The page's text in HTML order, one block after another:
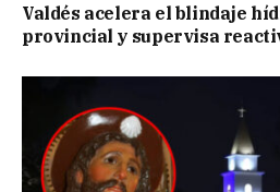
Valdés acelera el blindaje
provincial y supervisa